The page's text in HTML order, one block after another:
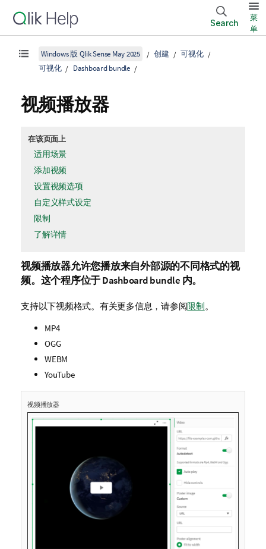
Search
菜
单
Windows 版 Qlik Sense May 2025 创建
可视化
可视化
Dashboard bundle
视频播放器
在该页面上
适用场景
添加视频
设置视频选项
自定义样式设定
限制
了解详情
视频播放器允许您播放来自外部源的不同格式的视
频。这个程序位于 Dashboard bundle 内。
支持以下视频格式。 有关更多信息，请参阅限制。
MP4
OGG
WEBM
YouTube
视频播放器